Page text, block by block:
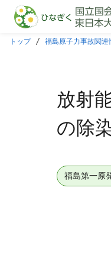
本文に飛ぶ
トップ 福島原子力事故関
放射
の除
福島第一原